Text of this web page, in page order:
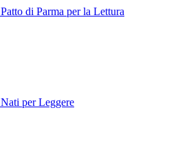
Patto di Parma per la Lettura
Nati per Leggere